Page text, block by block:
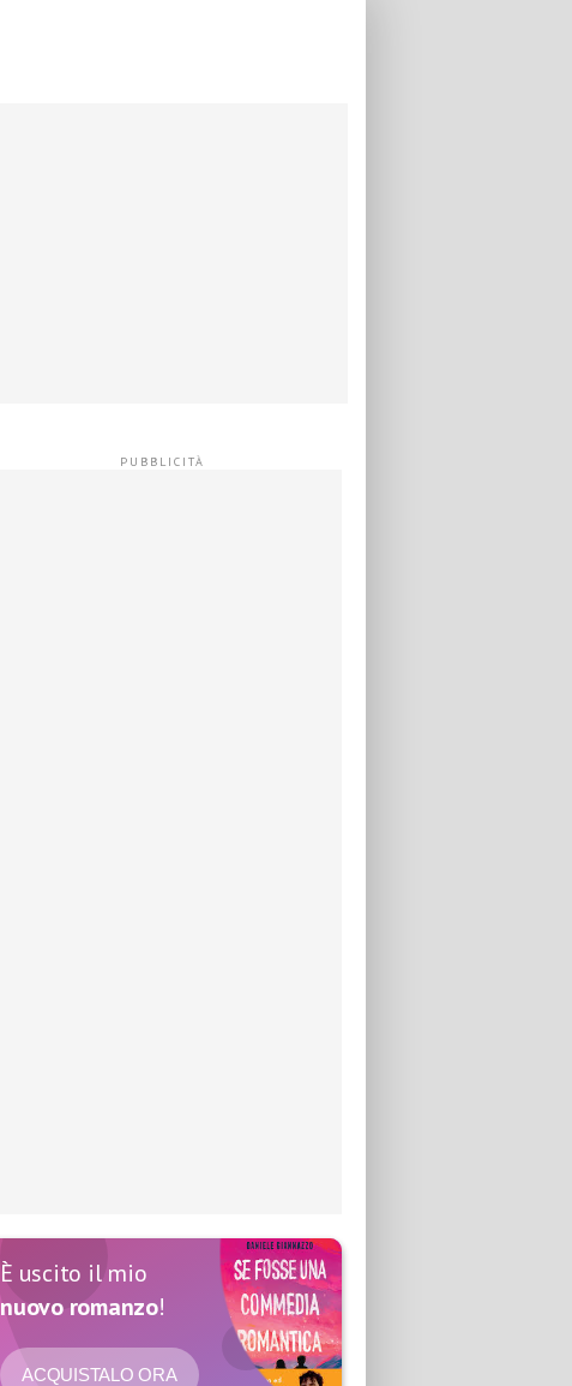
È uscito il mio
nuovo romanzo!
ACQUISTALO ORA